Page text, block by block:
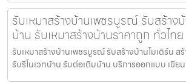
รับเหมาสร้างบ้านเพชรบูรณ์ รับสร้าง
บ้าน รับเหมาสร้างบ้านราคาถูก ทั่วไทย
รับเหมาสร้างบ้านเพชรบูรณ์ รับสร้างบ้านโมเดิร์น ส
รับรีโนเวทบ้าน รับต่อเติมบ้าน บริการออกแบบ เขีย